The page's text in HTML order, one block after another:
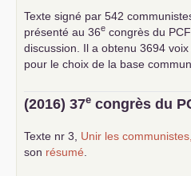
Texte signé par 542
présenté au 36e congrès du PCF
discussion. Il a obtenu 3694
pour le choix de la base
(2016) 37e congrès du
Texte nr 3, Unir les
son résumé